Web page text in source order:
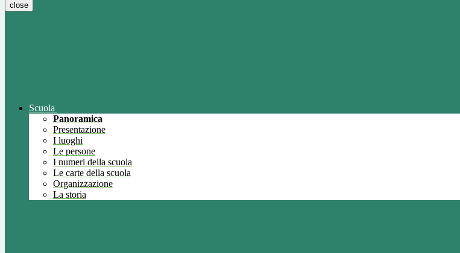
close
Scuola
Panoramica
Presentazione
I luoghi
Le persone
I numeri della scuola
Le carte della scuola
Organizzazione
La storia